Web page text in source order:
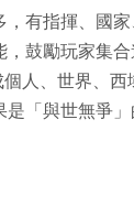
，有指揮、國
，鼓勵玩家集
人、世界、
是「與世無爭